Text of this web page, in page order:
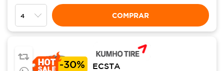
COMPRAR
-30%
ECSTA